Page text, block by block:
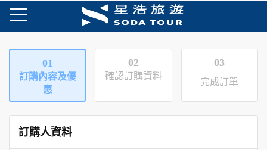
01
訂購內容及優
惠
02
確認訂購資料
03
完成訂單
訂購人資料